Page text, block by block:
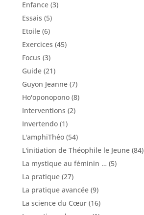
Enfance(3)
Essais (5)
Etoile(6)
Exercices (45)
Focus (3)
Guide(21)
Guyon Jeanne(7)
Ho'oponopono(8)
Interventions (2)
Invertendo(1)
L'amphiThéo(54)
L'initiation de Théophile le Jeune(84)
La mystique au féminin … (5)
La pratique(27)
La pratique avancée(9)
La science du Cœur(16)